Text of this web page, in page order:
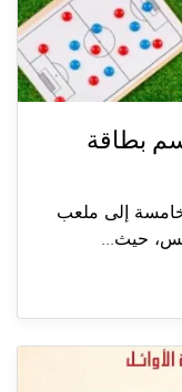
لحسم بطاقة
إلى ملعب
حيث...